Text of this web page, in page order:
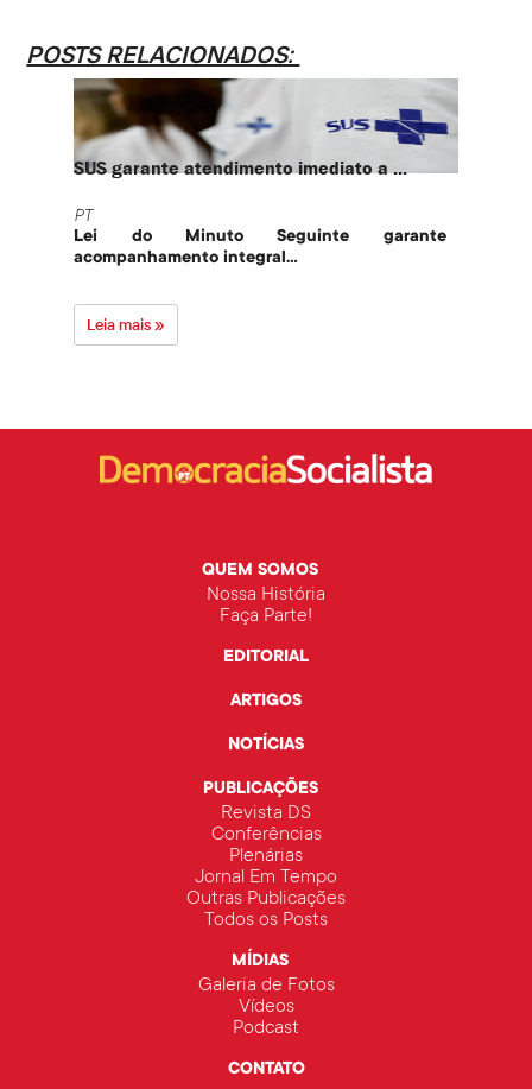
POSTS RELACIONADOS:
SUS garante atendimento imediato a ...
PT
Lei do Minuto Seguinte garante
acompanhamento integral...
Leia mais »
QUEM SOMOS
Nossa História
Faça Parte!
EDITORIAL
ARTIGOS
NOTÍCIAS
PUBLICAÇÕES
Revista DS
Conferências
Plenárias
Jornal Em Tempo
Outras Publicações
Todos os Posts
MÍDIAS
Galeria de Fotos
Vídeos
Podcast
CONTATO